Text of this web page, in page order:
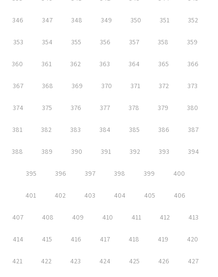
346 347 348 349 350 351 352
353 354 355 356 357 358 359
360 361 362 363 364 365 366
367 368 369 370 371 372 373
374 375 376 377 378 379 380
381 382 383 384 385 386 387
388 389 390 391 392 393 394
395 396 397 398 399 400
401 402 403 404 405 406
407 408 409 410 411 412 413
414 415 416 417 418 419 420
421 422 423 424 425 426 427